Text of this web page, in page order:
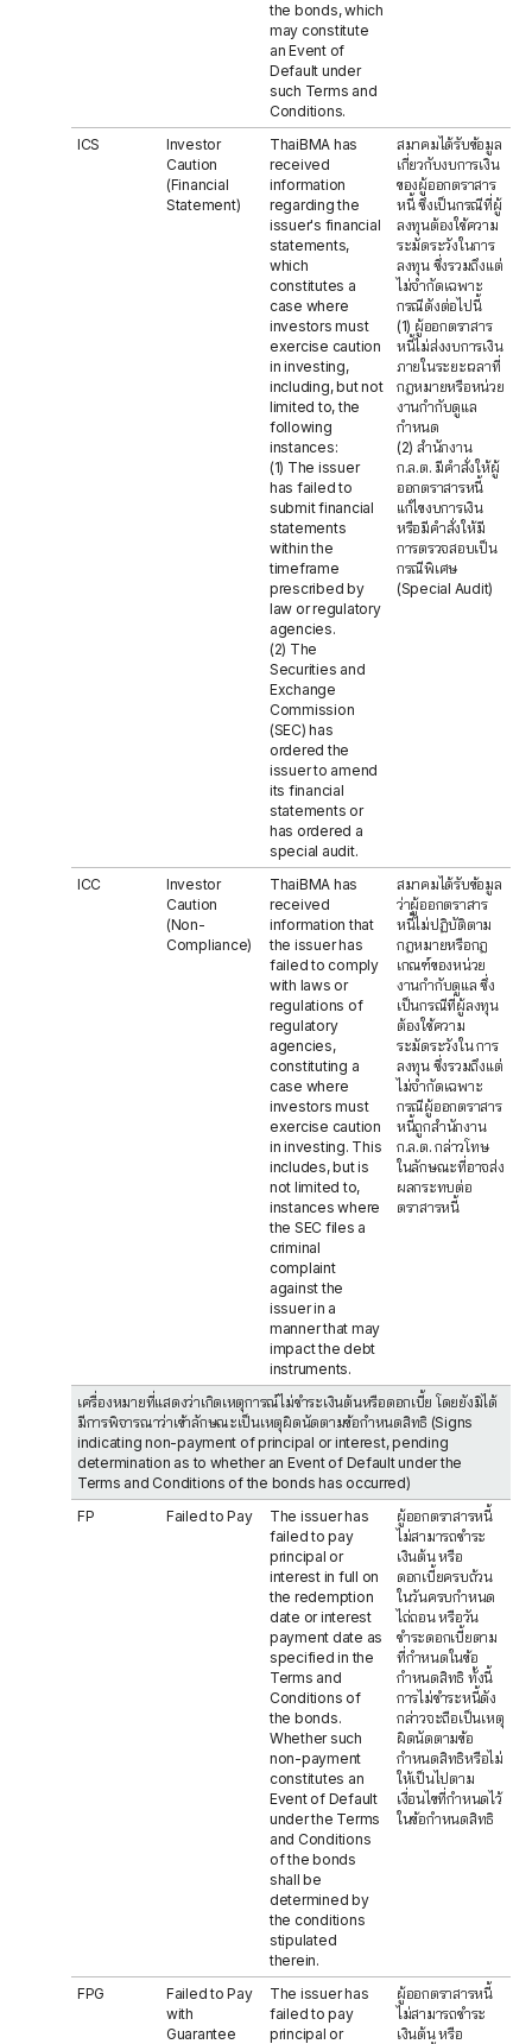
the bonds, which
may constitute
an Event of
Default under
such Terms and
Conditions.
ICS
Investor
Caution
(Financial
Statement)
ThaiBMA has
received
information
regarding the
issuer's financial
statements,
which
constitutes a
case where
investors must
exercise caution
in investing,
including, but not
limited to, the
following
instances:
(1) The issuer
has failed to
submit financial
statements
within the
timeframe
prescribed by
law or regulatory
agencies.
(2) The
Securities and
Exchange
Commission
(SEC) has
ordered the
issuer to amend
its financial
statements or
has ordered a
special audit.
สมาคมได้รับข้อมูล
เกี่ยวกับงบการเงิน
ของผู้ออกตราสาร
หนี้ ซึ่งเป็นกรณีที่ผู้
ลงทุนต้องใช้ความ
ระมัดระวังในการ
ลงทุน ซึ่งรวมถึงแต่
ไม่จำกัดเฉพาะ
กรณีดังต่อไปนี้
(1) ผู้ออกตราสาร
หนี้ไม่ส่งงบการเงิน
ภายในระยะเวลาที่
กฎหมายหรือหน่วย
งานกำกับดูแล
กำหนด
(2) สำนักงาน
ก.ล.ต. มีคำสั่งให้ผู้
ออกตราสารหนี้
แก้ไขงบการเงิน
หรือมีคำสั่งให้มี
การตรวจสอบเป็น
กรณีพิเศษ
(Special Audit)
ICC
Investor
Caution
(Non-
Compliance)
ThaiBMA has
received
information that
the issuer has
failed to comply
with laws or
regulations of
regulatory
agencies,
constituting a
case where
investors must
exercise caution
in investing. This
includes, but is
not limited to,
instances where
the SEC files a
criminal
complaint
against the
issuer in a
manner that may
impact the debt
instruments.
สมาคมได้รับข้อมูล
ว่าผู้ออกตราสาร
หนี้ไม่ปฏิบัติตาม
กฎหมายหรือกฎ
เกณฑ์ของหน่วย
งานกำกับดูแล ซึ่ง
เป็นกรณีที่ผู้ลงทุน
ต้องใช้ความ
ระมัดระวังใน การ
ลงทุน ซึ่งรวมถึงแต่
ไม่จำกัดเฉพาะ
กรณีผู้ออกตราสาร
หนี้ถูกสำนักงาน
ก.ล.ต. กล่าวโทษ
ในลักษณะที่อาจส่ง
ผลกระทบต่อ
ตราสารหนี้
เครื่องหมายที่แสดงว่าเกิดเหตุการณ์ไม่ชำระเงินต้นหรือดอกเบี้ย โดยยังมิได้
มีการพิจารณาว่าเข้าลักษณะเป็นเหตุผิดนัดตามข้อกำหนดสิทธิ (Signs
indicating non-payment of principal or interest, pending
determination as to whether an Event of Default under the
Terms and Conditions of the bonds has occurred)
FP
Failed to Pay
The issuer has
failed to pay
principal or
interest in full on
the redemption
date or interest
payment date as
specified in the
Terms and
Conditions of
the bonds.
Whether such
non-payment
constitutes an
Event of Default
under the Terms
and Conditions
of the bonds
shall be
determined by
the conditions
stipulated
therein.
ผู้ออกตราสารหนี้
ไม่สามารถชำระ
เงินต้น หรือ
ดอกเบี้ยครบถ้วน
ในวันครบกำหนด
ไถ่ถอน หรือวัน
ชำระดอกเบี้ยตาม
ที่กำหนดในข้อ
กำหนดสิทธิ ทั้งนี้
การไม่ชำระหนี้ดัง
กล่าวจะถือเป็นเหตุ
ผิดนัดตามข้อ
กำหนดสิทธิหรือไม่
ให้เป็นไปตาม
เงื่อนไขที่กำหนดไว้
ในข้อกำหนดสิทธิ
FPG
Failed to Pay
with
Guarantee
The issuer has
failed to pay
principal or
ผู้ออกตราสารหนี้
ไม่สามารถชำระ
เงินต้น หรือ